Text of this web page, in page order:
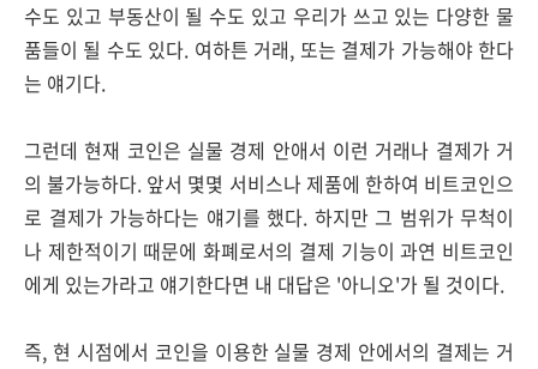
수도 있고 부동산이 될 수도 있고 우리가 쓰고 있는 다양한 물
품들이 될 수도 있다. 여하튼 거래, 또는 결제가 가능해야 한다
는 얘기다.
그런데 현재 코인은 실물 경제 안애서 이런 거래나 결제가 거
의 불가능하다. 앞서 몇몇 서비스나 제품에 한하여 비트코인으
로 결제가 가능하다는 얘기를 했다. 하지만 그 범위가 무척이
나 제한적이기 때문에 화폐로서의 결제 기능이 과연 비트코인
에게 있는가라고 얘기한다면 내 대답은 '아니오'가 될 것이다.
즉, 현 시점에서 코인을 이용한 실물 경제 안에서의 결제는 거